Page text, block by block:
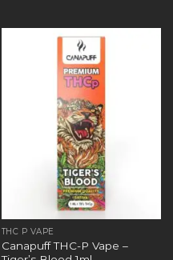
THC P VAPE
Canapuff THC-P Vape –